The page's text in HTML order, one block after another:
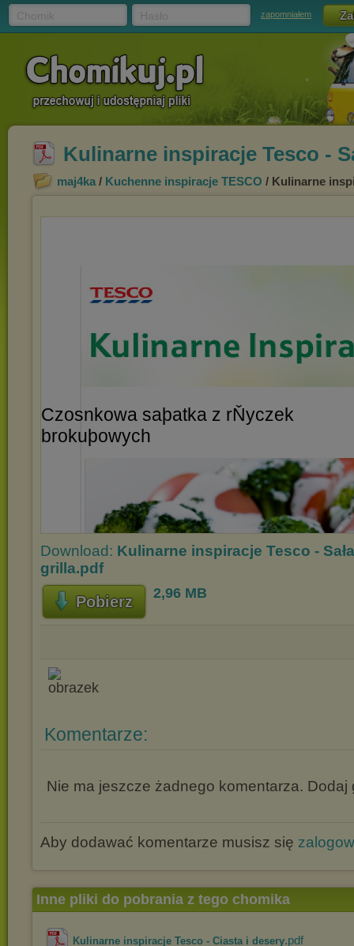
zapomniałem
Kulinarne inspiracje Tesco -
maj4ka / Kuchenne inspiracje TESCO / Kulinarne
Download: Kulinarne inspiracje Tesco -
grilla.pdf
Pobierz 2,96 MB
Komentarze:
Nie ma jeszcze żadnego komentarza. Dodaj
Aby dodawać komentarze musisz się
Inne pliki do pobrania z tego chomika
Kulinarne inspiracje Tesco - Ciasta i desery.pdf